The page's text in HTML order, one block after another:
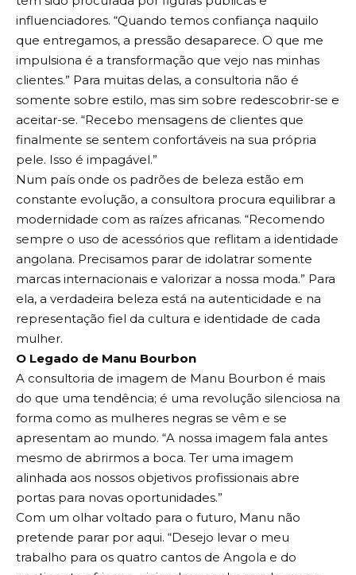
influenciadores. “Quando temos confiança naquilo
que entregamos, a pressão desaparece. O que me
impulsiona é a transformação que vejo nas minhas
clientes.” Para muitas delas, a consultoria não é
somente sobre estilo, mas sim sobre redescobrir-se e
aceitar-se. “Recebo mensagens de clientes que
finalmente se sentem confortáveis na sua própria
pele. Isso é impagável.”
Num país onde os padrões de beleza estão em
constante evolução, a consultora procura equilibrar a
modernidade com as raízes africanas. “Recomendo
sempre o uso de acessórios que reflitam a identidade
angolana. Precisamos parar de idolatrar somente
marcas internacionais e valorizar a nossa moda.” Para
ela, a verdadeira beleza está na autenticidade e na
representação fiel da cultura e identidade de cada
mulher.
O Legado de Manu Bourbon
A consultoria de imagem de Manu Bourbon é mais
do que uma tendência; é uma revolução silenciosa na
forma como as mulheres negras se vêm e se
apresentam ao mundo. “A nossa imagem fala antes
mesmo de abrirmos a boca. Ter uma imagem
alinhada aos nossos objetivos profissionais abre
portas para novas oportunidades.”
Com um olhar voltado para o futuro, Manu não
pretende parar por aqui. “Desejo levar o meu
trabalho para os quatro cantos de Angola e do